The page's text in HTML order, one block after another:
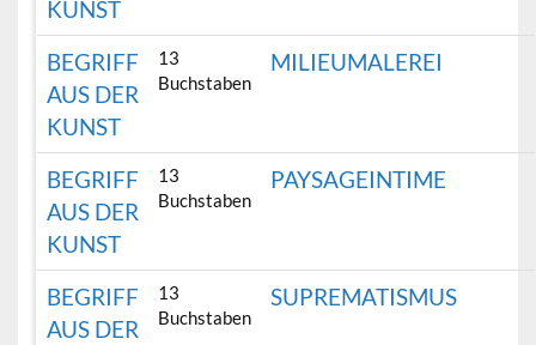
KUNST
BEGRIFF
AUS DER
KUNST
13
Buchstaben
MILIEUMALEREI
BEGRIFF
AUS DER
KUNST
13
Buchstaben
PAYSAGEINTIME
BEGRIFF
AUS DER
13
Buchstaben
SUPREMATISMUS